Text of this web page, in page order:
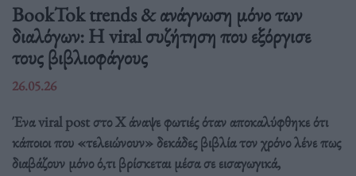
BookTok trends & ανάγνωση μόνο των
διαλόγων: Η viral συζήτηση που εξόργισε
τους βιβλιοφάγους
26.05.26
Ένα viral post στο X άναψε φωτιές όταν αποκαλύφθηκε ότι
κάποιοι που «τελειώνουν» δεκάδες βιβλία τον χρόνο λένε πως
διαβάζουν μόνο ό,τι βρίσκεται μέσα σε εισαγωγικά,